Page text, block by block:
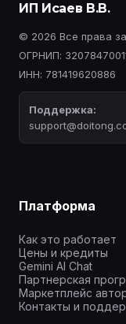
ИП Исаев В.В.
© 2026 Все права
ОГРНИП:
ИНН: 781419620886
Поддержка:
Платформа
Как это работает
Цены и кредиты
Gemini AI Chat
Партнерская
Маркетплейс
Контакты и